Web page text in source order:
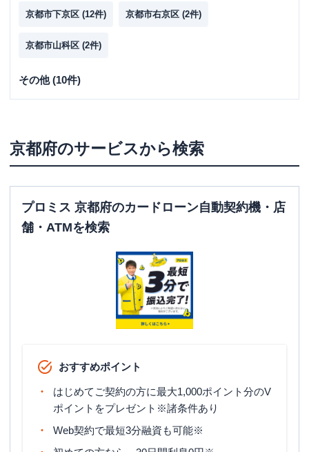
京都市下京区 (12件) 京都市右京区 (2件)
京都市山科区 (2件)
その他(10件)
舞鶴市( 件) 向日市(1件) 長岡京市(
京都府のサービスから検索
プロミス 京都府のカードローン自動契約機・店
舗・ATMを検索
おすすめポイント
はじめてご契約の方に最大1,000ポイント分のV
ポイントをプレゼント※諸条件あり
Web契約で最短3分融資も可能※